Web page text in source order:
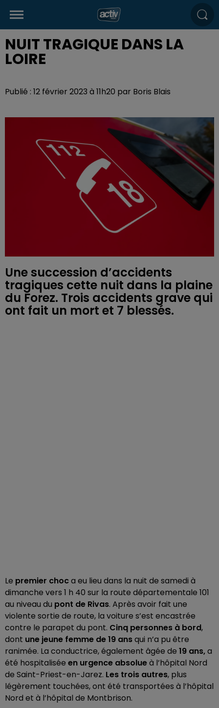
NUIT TRAGIQUE DANS LA
LOIRE
Publié : 12 février 2023 à 11h20 par Boris Blais
Une succession d’accidents
tragiques cette nuit dans la plaine
du Forez. Trois accidents grave qui
ont fait un mort et 7 blessés.
Le premier choca eu lieu dans la nuit de samedi à
dimanche vers 1 h 40 sur la route départementale 101
au niveau du pont de Rivas. Après avoir fait une
violente sortie de route, la voiture s’est encastrée
contre le parapet du pont. Cinq personnes à bord,
dont une jeune femme de 19 ansqui n’a pu être
ranimée. La conductrice, également âgée de 19 ans,a
été hospitalisée en urgence absolueà l’hôpital Nord
de Saint-Priest-en-Jarez. Les trois autres, plus
légèrement touchées, ont été transportées à l’hôpital
Nord et à l’hôpital de Montbrison.